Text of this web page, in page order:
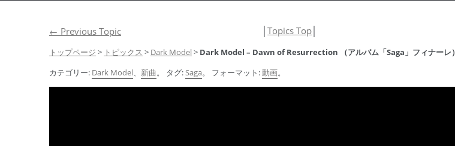
← Previous Topic │Topics Top
トップページ > トピックス > Dark Model> Dark Model – Dawn of Resurrection （アルバム「Saga」フィナーレ）
カテゴリー: Dark Model、 新曲。 タグ:Saga。 フォーマット:動画。